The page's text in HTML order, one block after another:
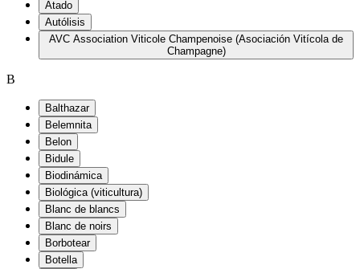
Atado
Autólisis
AVC Association Viticole Champenoise (Asociación Vitícola de
Champagne)
B
Balthazar
Belemnita
Belon
Bidule
Biodinámica
Biológica (viticultura)
Blanc de blancs
Blanc de noirs
Borbotear
Botella